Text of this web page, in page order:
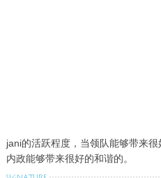
jani的活跃程度，当领队能够带来
内政能够带来很好的和谐的。